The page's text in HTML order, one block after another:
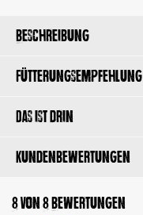
Beschreibung
Fütterungsempfehlung
Das ist drin
Kundenbewertungen
8 von 8 Bewertungen